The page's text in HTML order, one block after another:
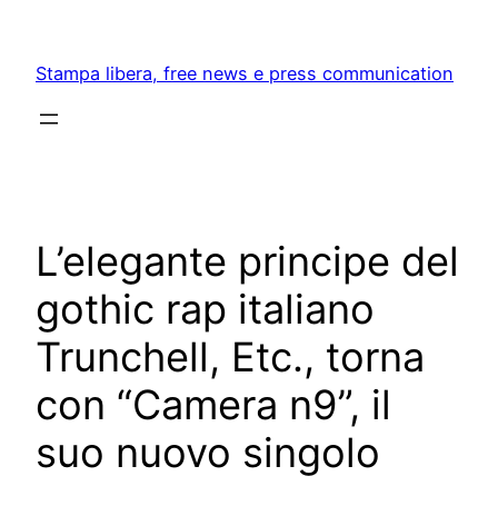
content
Stampa libera, free news e press communication
L’elegante principe del
gothic rap italiano
Trunchell, Etc., torna
con “Camera n9”, il
suo nuovo singolo